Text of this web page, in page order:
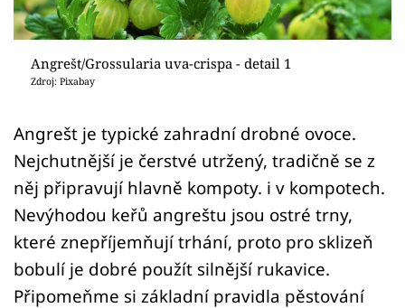
Přihlášení
Angrešt/Grossularia uva-crispa - detail 1
Zdroj: Pixabay
Angrešt je typické zahradní drobné ovoce.
Nejchutnější je čerstvé utržený, tradičně se z
něj připravují hlavně kompoty. i v kompotech.
Nevýhodou keřů angreštu jsou ostré trny,
které znepříjemňují trhání, proto pro sklizeň
bobulí je dobré použít silnější rukavice.
Připomeňme si základní pravidla pěstování